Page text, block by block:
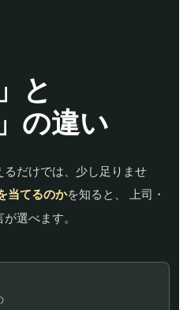
と
の違い
るだけでは、少し足りませ
当てるのかを知ると、 上司・
選べます。